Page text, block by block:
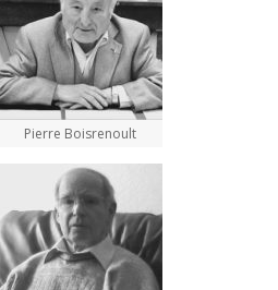
Pierre Boisrenoult